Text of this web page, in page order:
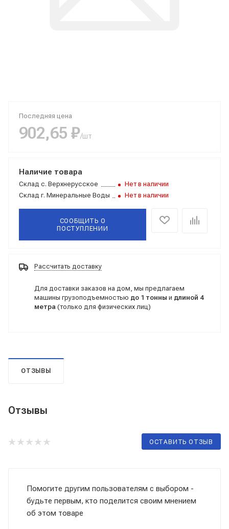
Последняя цена
902,65 ₽/шт
Наличие товара
Склад с. Верхнерусское
Нет в наличии
Склад г. Минеральные Воды Нет в наличии
СООБЩИТЬ О
ПОСТУПЛЕНИИ
Рассчитать доставку
Для доставки заказов на дом, мы предлагаем
машины грузоподъемностью до 1 тонны и длиной 4
метра (только для физических лиц)
ОТЗЫВЫ
Отзывы
ОСТАВИТЬ ОТЗЫВ
Помогите другим пользователям с выбором -
будьте первым, кто поделится своим мнением
об этом товаре